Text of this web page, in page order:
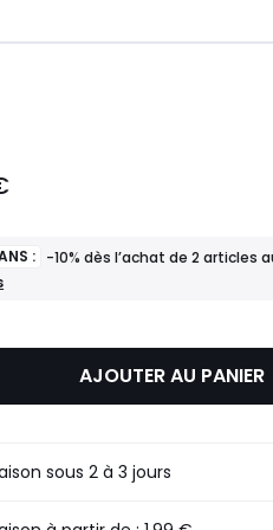
: -10% dès l’achat de 2 articles
AJOUTER AU PANIER
sous 2 à 3 jours